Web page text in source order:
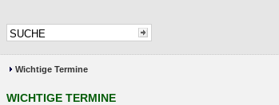
Wichtige Termine
WICHTIGE TERMINE